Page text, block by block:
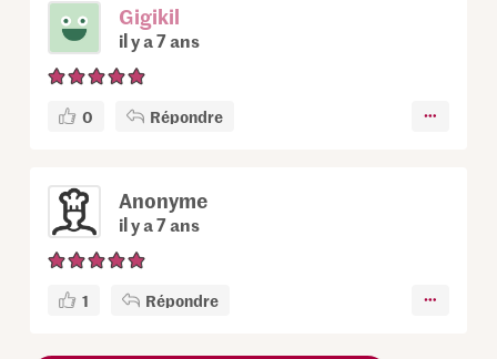
Gigikil
il y a 7 ans
0 Répondre
Anonyme
il y a 7 ans
1 Répondre